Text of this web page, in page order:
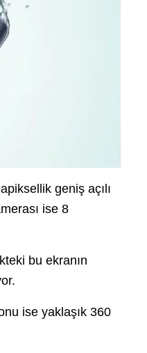
geniş açılı
ise 8
bu ekranın
ise yaklaşık 360